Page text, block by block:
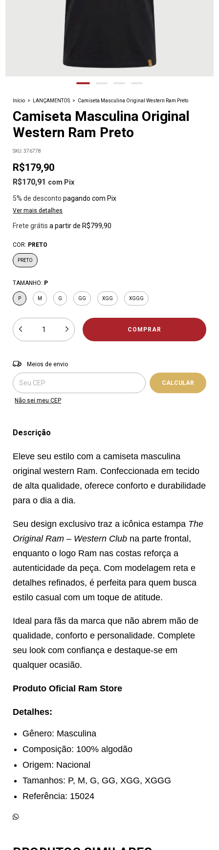
Início > LANÇAMENTOS > Camiseta Masculina Original Western Ram Preto
Camiseta Masculina Original
Western Ram Preto
SKU:376778
R$179,90
R$170,91 com Pix
5% de desconto pagando com Pix
Ver mais detalhes
Frete grátis a partir deR$799,90
COR: PRETO
PRETO
TAMANHO: P
P M G GG XGG XGGG
Entregas para o CEP:
Meios de envio
CALCULAR
Não sei meu CEP
Descrição
Eleve seu estilo com a camiseta masculina
original western Ram. Confeccionada em tecido
de alta qualidade, oferece conforto e durabilidade
para o dia a dia.
Seu design exclusivo traz a icônica estampa The
Original Ram – Western Club na parte frontal,
enquanto o logo Ram nas costas reforça a
autenticidade da peça. Com modelagem reta e
detalhes refinados, é perfeita para quem busca
estilo casual com um toque de atitude.
Ideal para fãs da marca que não abrem mão de
qualidade, conforto e personalidade. Complete
seu look com confiança e destaque-se em
qualquer ocasião.
Produto Oficial Ram Store
Detalhes:
Gênero: Masculina
Composição: 100% algodão
Origem: Nacional
Tamanhos: P, M, G, GG, XGG, XGGG
Referência: 15024